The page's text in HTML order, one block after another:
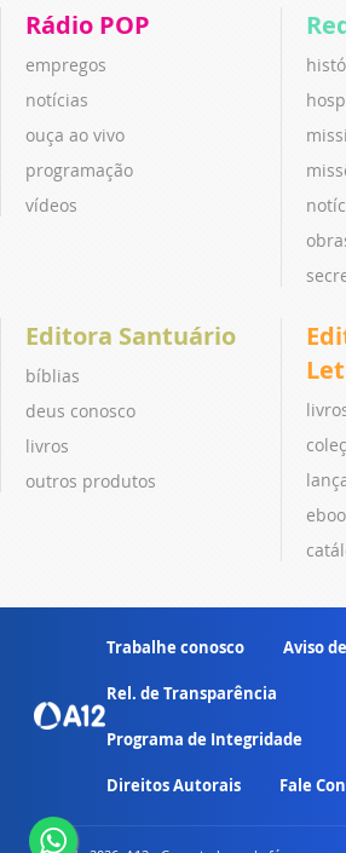
Rádio POP
empregos
notícias
ouça ao vivo
programação
vídeos
Editora Santuário
bíblias
deus conosco
livros
outros produtos
Trabalhe conosco Aviso
Rel. de Transparência
Programa de Integridade
Direitos Autorais Fale